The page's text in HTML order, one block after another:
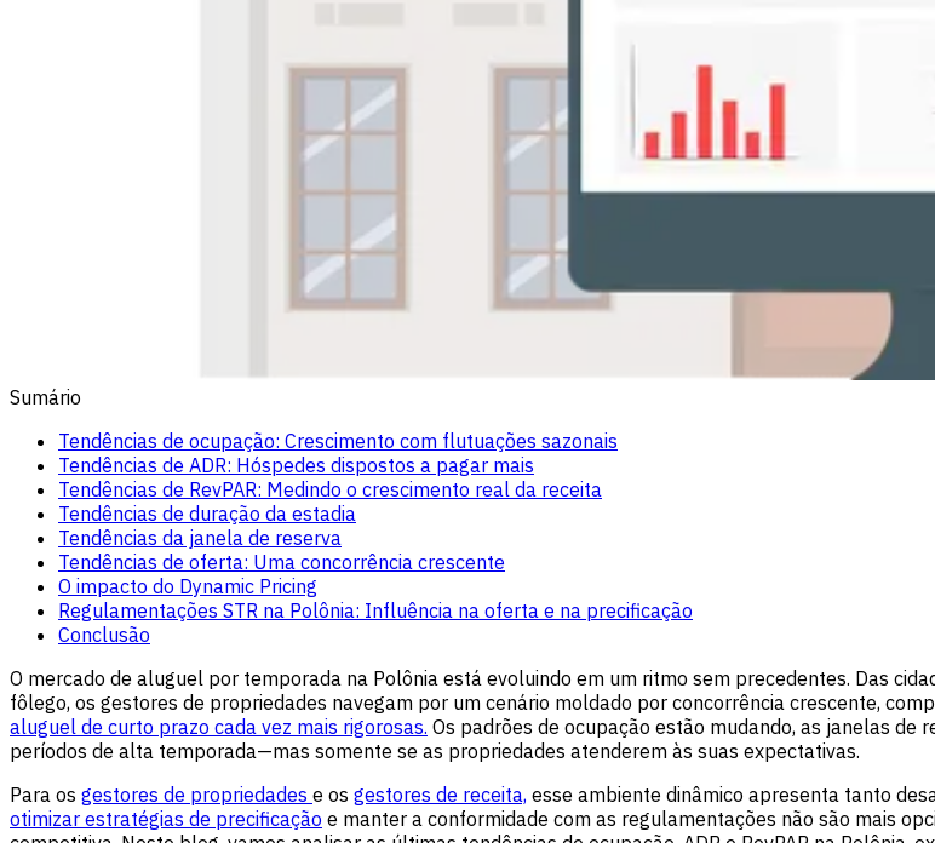
Sumário
Tendências de ocupação: Crescimento com flutuações sazonais
Tendências de ADR: Hóspedes dispostos a pagar mais
Tendências de RevPAR: Medindo o crescimento real da receita
Tendências de duração da estadia
Tendências da janela de reserva
Tendências de oferta: Uma concorrência crescente
O impacto do Dynamic Pricing
Regulamentações STR na Polônia: Influência na oferta e na precificação
Conclusão
O mercado de aluguel por temporada na Polônia está evoluindo em um ritmo sem precedentes. Das
fôlego, os gestores de propriedades navegam por um cenário moldado por concorrência crescente,
aluguel de curto prazo cada vez mais rigorosas. Os padrões de ocupação estão mudando, as janelas de
períodos de alta temporada—mas somente se as propriedades atenderem às suas expectativas.
Para os gestores de propriedades e os gestores de receita, esse ambiente dinâmico apresenta tanto
otimizar estratégias de precificação e manter a conformidade com as regulamentações não são mais